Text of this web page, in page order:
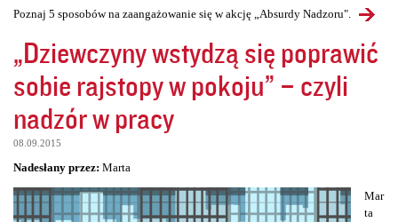
Poznaj 5 sposobów na zaangażowanie się w akcję „Absurdy Nadzoru".
„Dziewczyny wstydzą się poprawić
sobie rajstopy w pokoju” – czyli
nadzór w pracy
08.09.2015
Nadesłany przez: Marta
Mar
ta